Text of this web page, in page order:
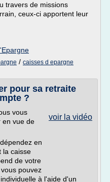
travers de missions
ceux-ci apportent leur
/ caisses d epargne
pour sa retraite
?
voir la vidéo
vous
en vue de
en
la caisse
de votre
pouvez
à l'aide d'un